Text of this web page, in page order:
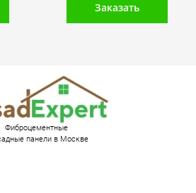
Заказать
Фиброцементные
панели в Москве